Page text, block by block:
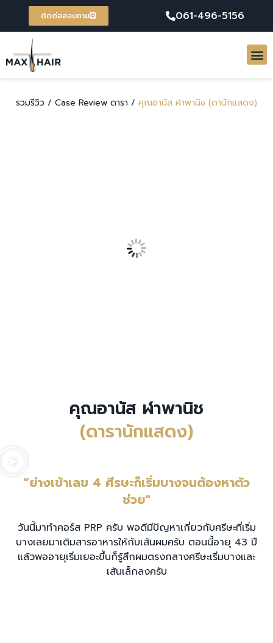
ติดต่อสอบถาม 061-496-5156
รวมรีวิว / Case Review ดารา / คุณอานัส ฬาพานิช (ดานักแสดง)
คุณอานัส ฬาพานิช
(ดารานักแสดง)
“ย่างเข้าเลข 4 ศีรษะก็เริ่มบางจนต้องหาตัว
ช่วย”
วันนี้มาทำคอร์ส PRP ครับ พอดีมีปัญหาเกี่ยวกับศรีษะที่เริ่ม
บางเลยมาเติมสารอาหารให้กับเส้นผมครับ ตอนนี้อายุ 43 ปี
แล้วพออายุเริ่มเยอะขึ้นก็รู้สึกผมตรงกลางศรีษะเริ่มบางและ
เส้นเล็กลงครับ